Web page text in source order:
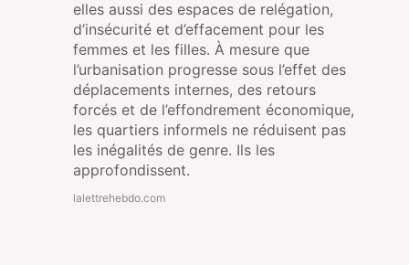
elles aussi des espaces de relégation,
d’insécurité et d’effacement pour les
femmes et les filles. À mesure que
l’urbanisation progresse sous l’effet des
déplacements internes, des retours
forcés et de l’effondrement économique,
les quartiers informels ne réduisent pas
les inégalités de genre. Ils les
approfondissent.
lalettrehebdo.com